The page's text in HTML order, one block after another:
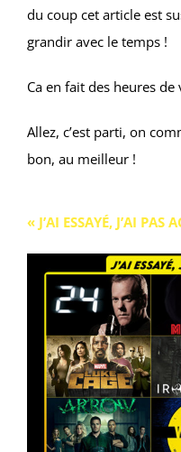
du coup cet article est
grandir avec le temps !
Ca en fait des heures
Allez, c’est parti, on
bon, au meilleur !
« J’AI ESSAYÉ, J’AI PAS